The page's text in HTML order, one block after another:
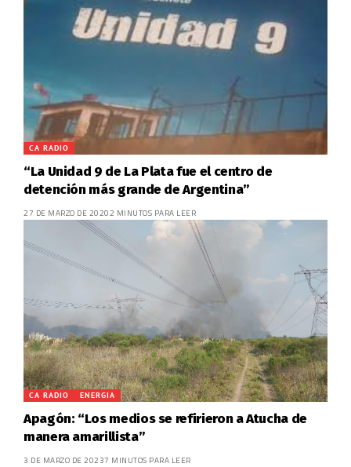
CA RADIO
“La Unidad 9 de La Plata fue el centro de
detención más grande de Argentina”
27 DE MARZO DE 20202 MINUTOS PARA LEER
CA RADIO ENERGIA
Apagón: “Los medios se refirieron a Atucha de
manera amarillista”
3 DE MARZO DE 20237 MINUTOS PARA LEER